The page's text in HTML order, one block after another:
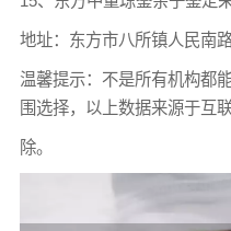
地址：东方市八所镇人民南
温馨提示：不是所有机构都
围选择，以上数据来源于互
除。